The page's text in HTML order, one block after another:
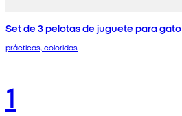
Set de 3 pelotas de juguete para gato
prácticas, coloridas
1